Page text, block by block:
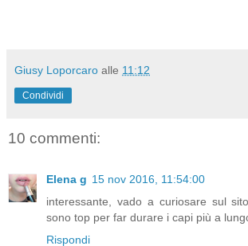
Giusy Loporcaro alle 11:12
Condividi
10 commenti:
Elena g 15 nov 2016, 11:54:00
interessante, vado a curiosare sul
sono top per far durare i capi più a
Rispondi